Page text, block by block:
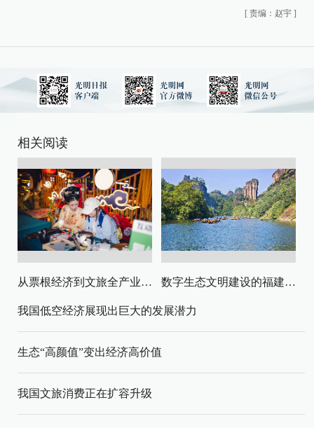
[ 责编：赵宇 ]
相关阅读
从票根经济到文旅全产业链升级 数字生态文明建设的福建路径与启示
我国低空经济展现出巨大的发展潜力
生态“高颜值”变出经济高价值
我国文旅消费正在扩容升级